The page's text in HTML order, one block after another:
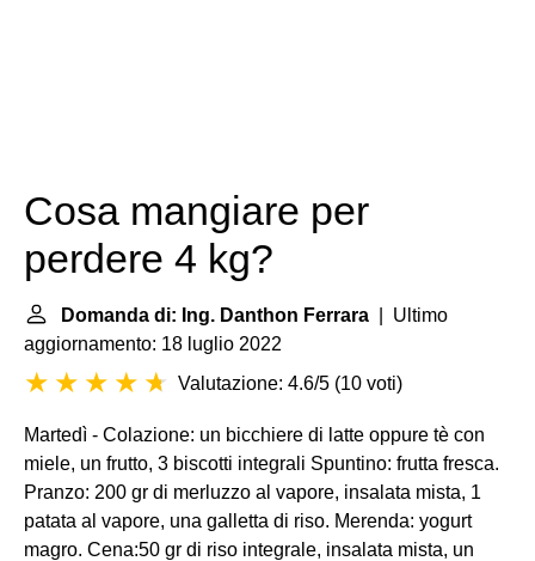
Cosa mangiare per
perdere 4 kg?
Domanda di: Ing. Danthon Ferrara | Ultimo
aggiornamento: 18 luglio 2022
Valutazione: 4.6/5 (10 voti)
Martedì - Colazione: un bicchiere di latte oppure tè con
miele, un frutto, 3 biscotti integrali Spuntino: frutta fresca.
Pranzo: 200 gr di merluzzo al vapore, insalata mista, 1
patata al vapore, una galletta di riso. Merenda: yogurt
magro. Cena:50 gr di riso integrale, insalata mista, un